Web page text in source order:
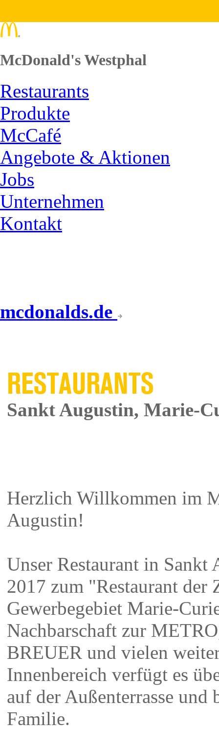
McDonald's Westphal
Restaurants
Produkte
McCafé
Angebote & Aktionen
Jobs
Unternehmen
Kontakt
mcdonalds.de
RESTAURANTS
Sankt Augustin, Marie-
Herzlich Willkommen im
Augustin!
Unser Restaurant in
2017 zum "Restaurant
Gewerbegebiet Marie-
Nachbarschaft zur
BREUER und vielen
Innenbereich verfügt es
auf der Außenterrasse
Familie.